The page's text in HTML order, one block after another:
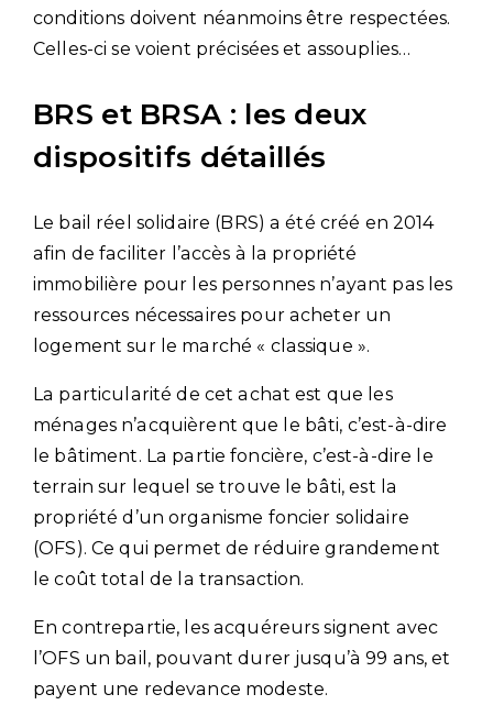
conditions doivent néanmoins être respectées.
Celles-ci se voient précisées et assouplies…
BRS et BRSA : les deux
dispositifs détaillés
Le bail réel solidaire (BRS) a été créé en 2014
afin de faciliter l’accès à la propriété
immobilière pour les personnes n’ayant pas les
ressources nécessaires pour acheter un
logement sur le marché « classique ».
La particularité de cet achat est que les
ménages n’acquièrent que le bâti, c’est-à-dire
le bâtiment. La partie foncière, c’est-à-dire le
terrain sur lequel se trouve le bâti, est la
propriété d’un organisme foncier solidaire
(OFS). Ce qui permet de réduire grandement
le coût total de la transaction.
En contrepartie, les acquéreurs signent avec
l’OFS un bail, pouvant durer jusqu’à 99 ans, et
payent une redevance modeste.